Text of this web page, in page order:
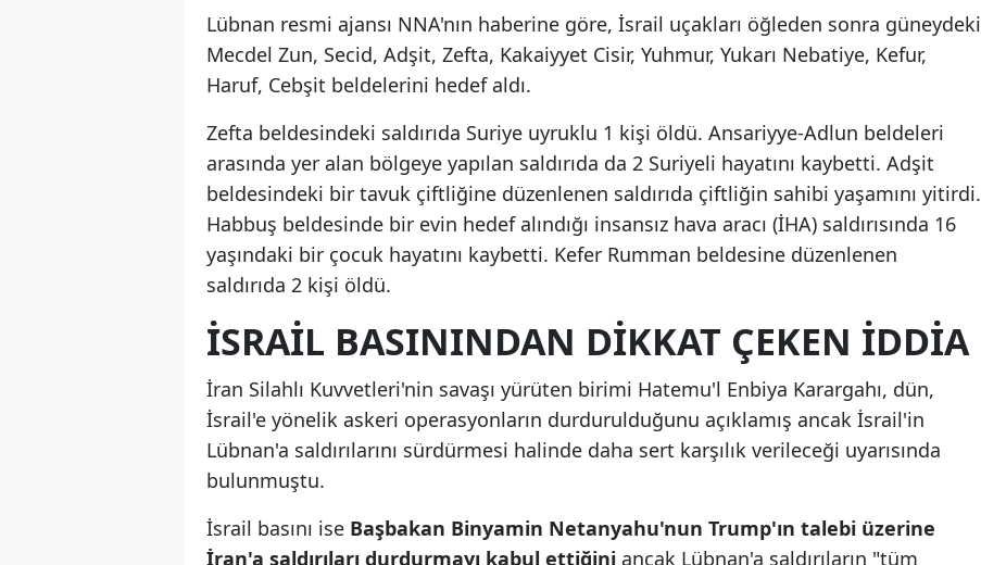
İstanbul
İzmir
Kastamonu
Kayseri
Kırklareli
Kocaeli
Kütahya
Malatya
Kahramanmaraş
Lübnan resmi ajansı NNA'nın haberine göre, İsrail uçakları öğleden sonra güneydeki
Mecdel Zun, Secid, Adşit, Zefta, Kakaiyyet Cisir, Yuhmur, Yukarı Nebatiye, Kefur,
Haruf, Cebşit beldelerini hedef aldı.
Zefta beldesindeki saldırıda Suriye uyruklu 1 kişi öldü. Ansariyye-Adlun beldeleri
arasında yer alan bölgeye yapılan saldırıda da 2 Suriyeli hayatını kaybetti. Adşit
beldesindeki bir tavuk çiftliğine düzenlenen saldırıda çiftliğin sahibi yaşamını yitirdi.
Habbuş beldesinde bir evin hedef alındığı insansız hava aracı (İHA) saldırısında 16
yaşındaki bir çocuk hayatını kaybetti. Kefer Rumman beldesine düzenlenen
saldırıda 2 kişi öldü.
İSRAIL BASININDAN DIKKAT ÇEKEN IDDIA
İran Silahlı Kuvvetleri'nin savaşı yürüten birimi Hatemu'l Enbiya Karargahı, dün,
İsrail'e yönelik askeri operasyonların durdurulduğunu açıklamış ancak İsrail'in
Lübnan'a saldırılarını sürdürmesi halinde daha sert karşılık verileceği uyarısında
bulunmuştu.
İsrail basını ise Başbakan Binyamin Netanyahu'nun Trump'ın talebi üzerine
İran'a saldırıları durdurmayı kabul ettiğini ancak Lübnan'a saldırıların "tüm